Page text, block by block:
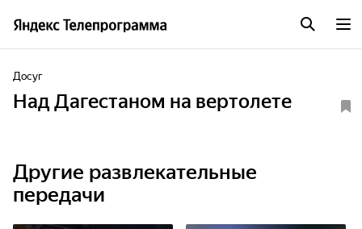
Досуг
Над Дагестаном на вертолете
Другие развлекательные
передачи